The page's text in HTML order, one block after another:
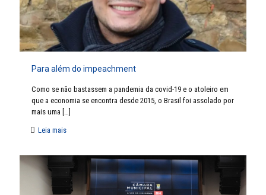
Para além do impeachment
Como se não bastassem a pandemia da covid-19 e o atoleiro em
que a economia se encontra desde 2015, o Brasil foi assolado por
mais uma
Leia mais